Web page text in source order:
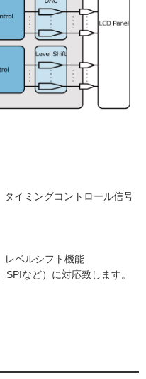
イミングコントロール信号
レベルシフト機能
など）に対応致します。